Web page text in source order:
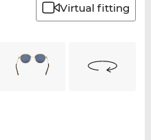
Virtual fitting